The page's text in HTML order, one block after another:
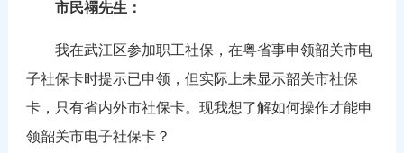
市民禤先生：
我在武江区参加职工社保，在粤省事申领韶关市电
子社保卡时提示已申领，但实际上未显示韶关市社保
卡，只有省内外市社保卡。现我想了解如何操作才能申
领韶关市电子社保卡？